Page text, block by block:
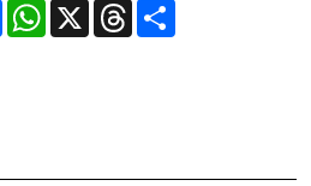
FacebookWhatsApp
X ThreadsCompartir